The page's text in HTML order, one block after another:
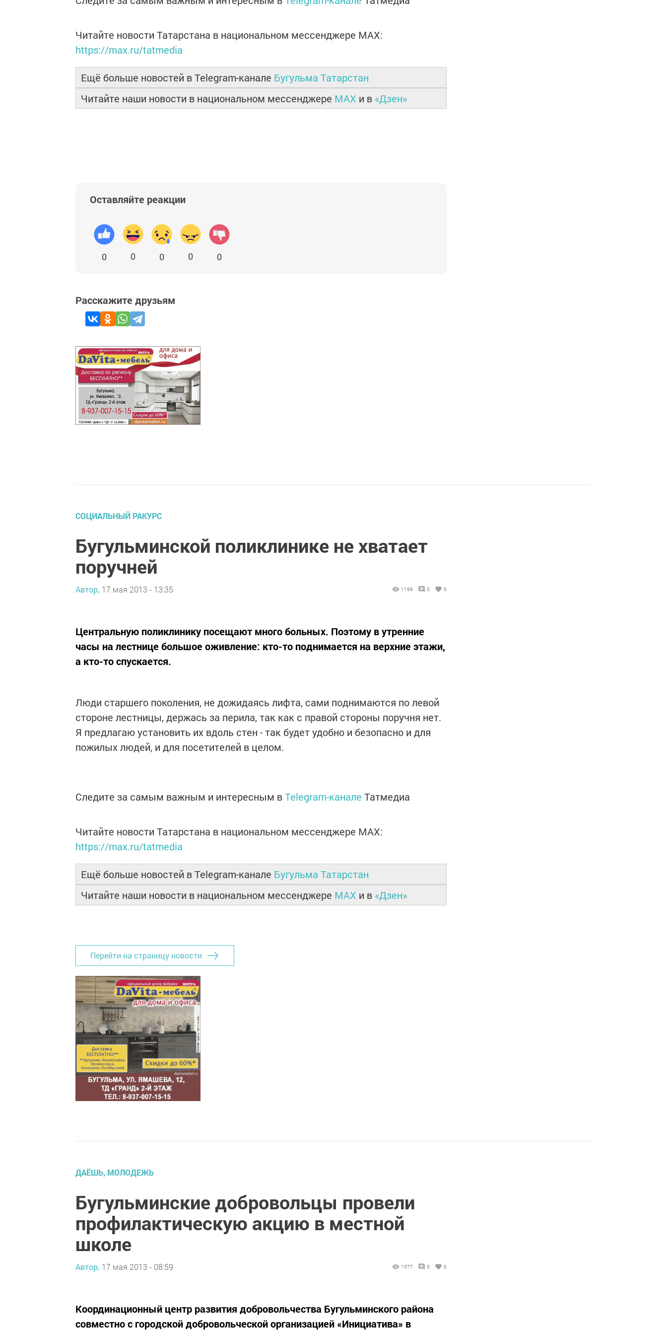
Читайте новости Татарстана в национальном мессенджере MАХ:
https://max.ru/tatmedia
Ещё больше новостей в Telegram-канале Бугульма Татарстан
Читайте наши новости в национальном мессенджере MAX и в «Дзен»
Оставляйте реакции
0 0 0 0 0
Расскажите друзьям
СОЦИАЛЬНЫЙ РАКУРС
Бугульминской поликлинике не хватает
поручней
Автор, 17 мая 2013 - 13:35 1169 0 0
Центральную поликлинику посещают много больных. Поэтому в утренние
часы на лестнице большое оживление: кто-то поднимается на верхние этажи,
а кто-то спускается.
Люди старшего поколения, не дожидаясь лифта, сами поднимаются по левой
стороне лестницы, держась за перила, так как с правой стороны поручня нет.
Я предлагаю установить их вдоль стен - так будет удобно и безопасно и для
пожилых людей, и для посетителей в целом.
Следите за самым важным и интересным вTelegram-канале Татмедиа
Читайте новости Татарстана в национальном мессенджере MАХ:
https://max.ru/tatmedia
Ещё больше новостей в Telegram-канале Бугульма Татарстан
Читайте наши новости в национальном мессенджере MAX и в «Дзен»
Перейти на страницу новости
ДАЁШЬ, МОЛОДЕЖЬ
Бугульминские добровольцы провели
профилактическую акцию в местной
школе
Автор, 17 мая 2013 - 08:59 1077 0 0
Координационный центр развития добровольчества Бугульминского района
совместно с городской добровольческой организацией «Инициатива» в